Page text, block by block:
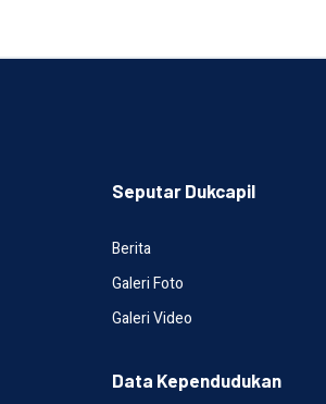
Seputar Dukcapil
Berita
Galeri Foto
Galeri Video
Data Kependudukan